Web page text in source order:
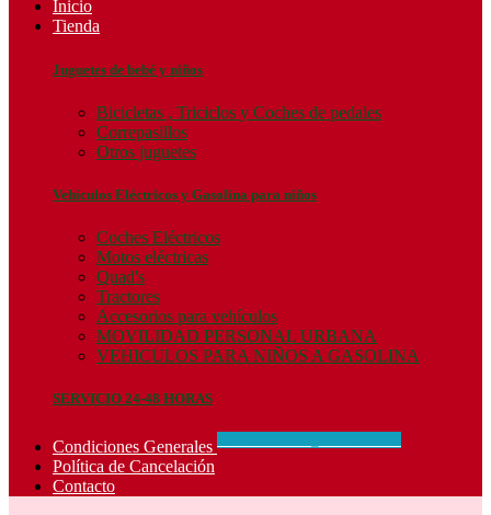
Inicio
Tienda
Juguetes de bebé y niños
Bicicletas , Triciclos y Coches de pedales
Correpasillos
Otros juguetes
Vehículos Eléctricos y Gasolina para niños
Coches Eléctricos
Motos eléctricas
Quad's
Tractores
Accesorios para vehículos
MOVILIDAD PERSONAL URBANA
VEHICULOS PARA NIÑOS A GASOLINA
SERVICIO 24-48 HORAS
Condiciones Generales
Política de Cancelación
Contacto